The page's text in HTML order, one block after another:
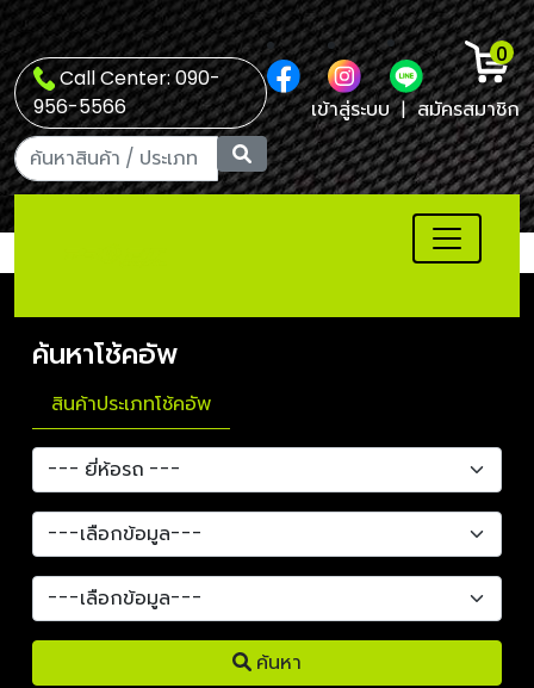
Call Center: 090-
956-5566
0
เข้าสู่ระบบ | สมัครสมาชิก
ค้นหาโช้คอัพ
สินค้าประเภทโช้คอัพ
ค้นหา